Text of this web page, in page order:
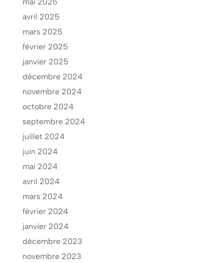
avril 2025
mars 2025
février 2025
janvier 2025
décembre 2024
novembre 2024
octobre 2024
septembre 2024
juillet 2024
juin 2024
mai 2024
avril 2024
mars 2024
février 2024
janvier 2024
décembre 2023
novembre 2023